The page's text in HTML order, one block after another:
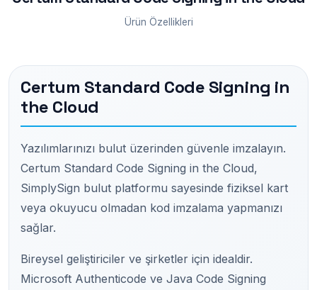
Ürün Özellikleri
Certum Standard Code Signing in
the Cloud
Yazılımlarınızı bulut üzerinden güvenle imzalayın.
Certum Standard Code Signing in the Cloud,
SimplySign bulut platformu sayesinde fiziksel kart
veya okuyucu olmadan kod imzalama yapmanızı
sağlar.
Bireysel geliştiriciler ve şirketler için idealdir.
Microsoft Authenticode ve Java Code Signing